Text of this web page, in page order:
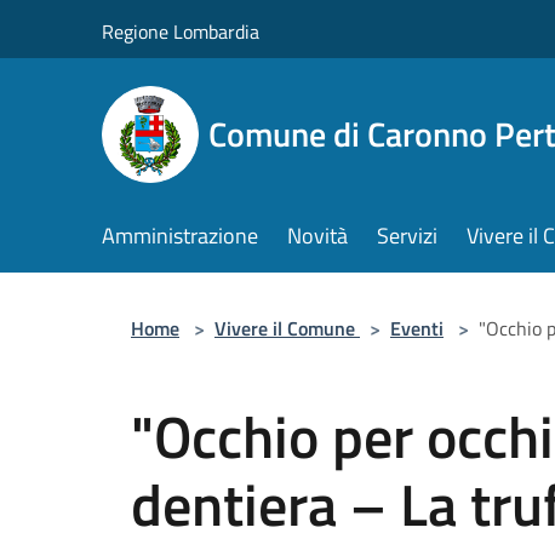
Regione Lombardia
Comune di Caronno
Amministrazione Novità Servizi Vivere il
Home > Vivere il Comune > Eventi > "Occhio
"Occhio per
dentiera – La